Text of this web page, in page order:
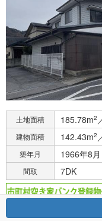
土地面積 185.78m2
建物面積 142.43m2
築年月 1966年8月
間取 7DK